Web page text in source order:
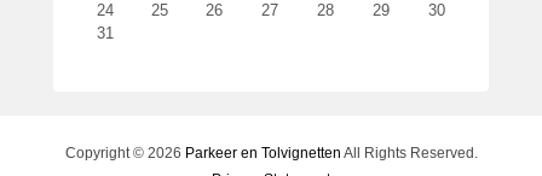
24
25 26 27 28 29
30
31
Copyright © 2026 Parkeer en Tolvignetten All Rights Reserved.